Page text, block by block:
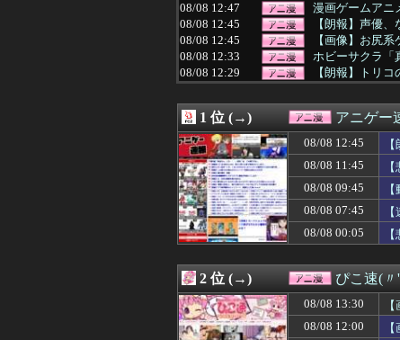
08/08 12:47
漫画ゲームアニ
08/08 12:45
【朗報】声優
08/08 12:45
【画像】お尻
08/08 12:33
ホビーサクラ「
08/08 12:29
【朗報】トリ
08/08 12:15
【衝撃動画】ト
08/08 12:12
【スターウォー
08/08 12:05
【悲報】女性配
08/08 12:05
【朗報】超かぐ
08/08 12:04
大人気声優・岡
08/08 12:03
【悲報】深夜ア
08/08 12:03
「ついに夏フェ
08/08 12:02
【ヤニねこ】薬
08/08 12:02
※「強くてニュ
08/08 12:00
【ラブライブ！
08/08 12:00
ジャンプが最も
08/08 12:00
【画像】抜ける
08/08 12:00
【画像】『みい
08/08 12:00
【アイマス】何
1 位 (→) アニゲー
08/08 12:45
08/08 11:45
08/08 09:45
08/08 07:45
08/08 00:05
2 位 (→) ぴこ速(〃
08/08 13:30
08/08 12:00